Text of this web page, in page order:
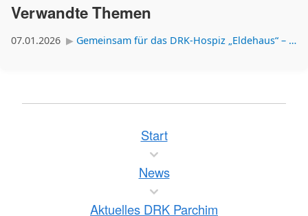
Verwandte Themen
07.01.2026 Gemeinsam für das DRK-Hospiz „Eldehaus“ – Spenden, die Zukunft ermöglichen
Start
News
Aktuelles DRK Parchim